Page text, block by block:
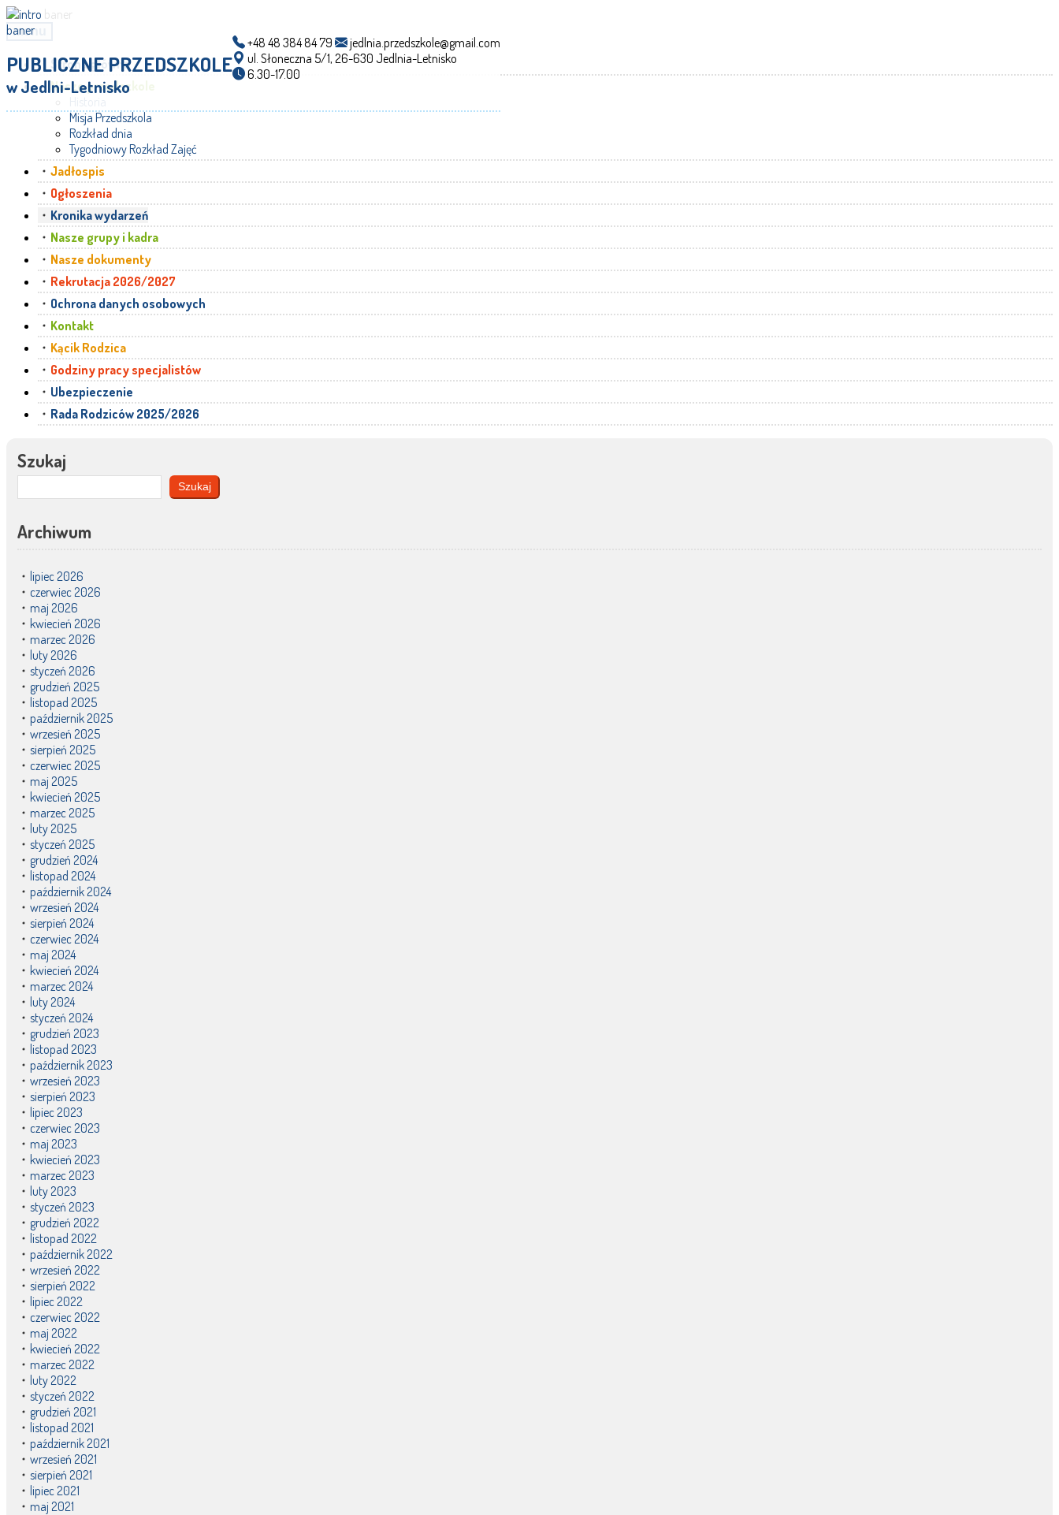
PUBLICZNE PRZEDSZKOLE
w Jedlni-Letnisko
+48 48 384 84 79
jedlnia.przedszkole@gmail.com
ul. Słoneczna 5/1, 26-630 Jedlnia-Letnisko
6.30-17.00
menu
Strona główna
Nasze przedszkole
Misja Przedszkola
Rozkład dnia
Tygodniowy Rozkład Zajęć
Jadłospis
Ogłoszenia
Kronika wydarzeń
Nasze grupy i kadra
Nasze dokumenty
Rekrutacja 2026/2027
Ochrona danych osobowych
Kontakt
Kącik Rodzica
Godziny pracy specjalistów
Ubezpieczenie
Rada Rodziców 2025/2026
Szukaj
Szukaj
Archiwum
lipiec 2026
czerwiec 2026
maj 2026
kwiecień 2026
marzec 2026
luty 2026
styczeń 2026
grudzień 2025
listopad 2025
październik 2025
wrzesień 2025
sierpień 2025
czerwiec 2025
maj 2025
kwiecień 2025
marzec 2025
luty 2025
styczeń 2025
grudzień 2024
listopad 2024
październik 2024
wrzesień 2024
sierpień 2024
czerwiec 2024
maj 2024
kwiecień 2024
marzec 2024
luty 2024
styczeń 2024
grudzień 2023
listopad 2023
październik 2023
wrzesień 2023
sierpień 2023
lipiec 2023
czerwiec 2023
maj 2023
kwiecień 2023
marzec 2023
luty 2023
styczeń 2023
grudzień 2022
listopad 2022
październik 2022
wrzesień 2022
sierpień 2022
lipiec 2022
czerwiec 2022
maj 2022
kwiecień 2022
marzec 2022
luty 2022
styczeń 2022
grudzień 2021
listopad 2021
październik 2021
wrzesień 2021
sierpień 2021
lipiec 2021
maj 2021